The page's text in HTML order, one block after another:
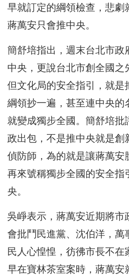
早就訂定的綱領檢查，悲劇
蔣萬安只會推中央。
簡舒培指出，週末台北市政
中央，更說台北市創全國之
但文化局的安全指引，就是
綱領抄一遍，甚至連中央的
就變成獨步全國。簡舒培批
政出包，不是推中央就是創
偵防師，為的就是讓蔣萬安
再來號稱獨步全國的安全指
央。
吳崢表示，蔣萬安近期將市
會批鬥民進黨、沈伯洋，萬
民人心惶惶，彷彿市長不在
早在寶林茶室案時，蔣萬安